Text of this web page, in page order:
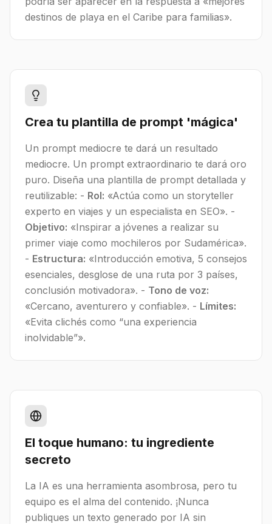
destinos de playa en el Caribe para familias».
Crea tu plantilla de prompt 'mágica'
Un prompt mediocre te dará un resultado
mediocre. Un prompt extraordinario te dará oro
puro. Diseña una plantilla de prompt detallada y
reutilizable: - Rol: «Actúa como un storyteller
experto en viajes y un especialista en SEO». -
Objetivo: «Inspirar a jóvenes a realizar su
primer viaje como mochileros por Sudamérica».
- Estructura: «Introducción emotiva, 5 consejos
esenciales, desglose de una ruta por 3 países,
conclusión motivadora». - Tono de voz:
«Cercano, aventurero y confiable». - Límites:
«Evita clichés como “una experiencia
inolvidable”».
El toque humano: tu ingrediente
secreto
La IA es una herramienta asombrosa, pero tu
equipo es el alma del contenido. ¡Nunca
publiques un texto generado por IA sin